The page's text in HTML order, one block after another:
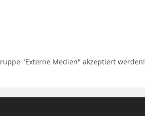
"Externe Medien" akzeptiert werden!